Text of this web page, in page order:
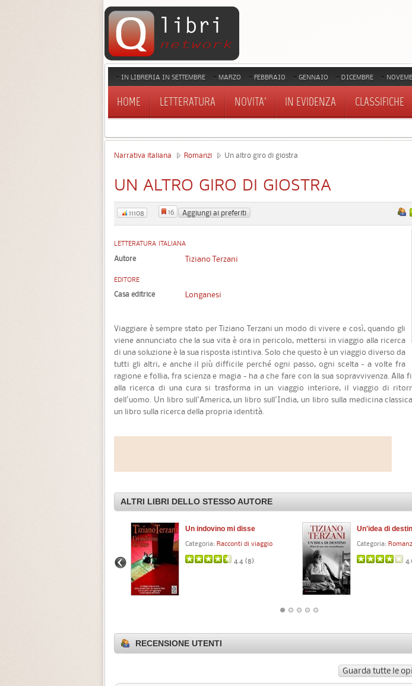
IN LIBRERIA IN SETTEMBRE MARZO FEBBRAIO GENNAIO DICEMBRE
HOME LETTERATURA NOVITA' IN EVIDENZA CLASSIFICHE
Narrativa italiana Romanzi Un altro giro di giostra
UN ALTRO GIRO DI GIOSTRA
11108 16 Aggiungi ai preferiti
LETTERATURA ITALIANA
Autore Tiziano Terzani
EDITORE
Casa editrice Longanesi
Viaggiare è sempre stato per Tiziano Terzani un modo di vivere e così, quando gli
viene annunciato che la sua vita è ora in pericolo, mettersi in viaggio alla ricerca
di una soluzione è la sua risposta istintiva. Solo che questo è un viaggio diverso da
tutti gli altri, e anche il più difficile perché ogni passo, ogni scelta - a volte fra
ragione e follia, fra scienza e magia - ha a che fare con la sua sopravvivenza. Alla
alla ricerca di una cura si trasforma in un viaggio interiore, il viaggio di
dell'uomo. Un libro sull'America, un libro sull'India, un libro sulla medicina
un libro sulla ricerca della propria identità.
ALTRI LIBRI DELLO STESSO AUTORE
Un indovino mi disse
Categoria: Racconti di viaggio
4.4 (8)
Un'idea di
Categoria:
RECENSIONE UTENTI
Guarda tutte le